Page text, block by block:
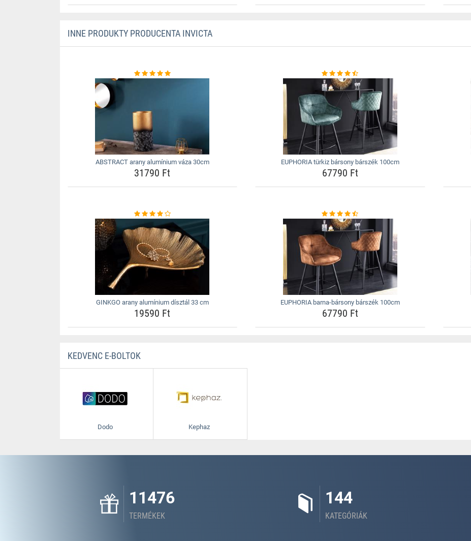
INNE PRODUKTY PRODUCENTA INVICTA
ABSTRACT arany alumínium váza 30cm
31790 Ft
EUPHORIA türkiz bársony bárszék 100cm
67790 Ft
GINKGO arany alumínium dísztál 33 cm
19590 Ft
EUPHORIA barna-bársony bárszék 100cm
67790 Ft
KEDVENC E-BOLTOK
Dodo Kephaz
11476
TERMÉKEK
144
KATEGÓRIÁK